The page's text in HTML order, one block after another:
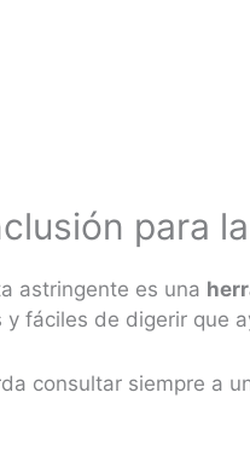
para
astringente es una
y fáciles de digerir que
consultar siempre a